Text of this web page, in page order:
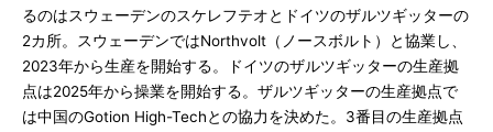
るのはスウェーデンのスケレフテオとドイツのザルツギッターの
2カ所。スウェーデンではNorthvolt（ノースボルト）と協業し、
2023年から生産を開始する。ドイツのザルツギッターの生産拠
点は2025年から操業を開始する。ザルツギッターの生産拠点で
は中国のGotion High-Techとの協力を決めた。3番目の生産拠点